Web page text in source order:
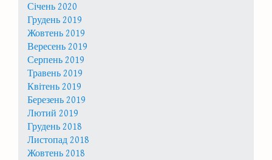
Січень 2020
Грудень 2019
Жовтень 2019
Вересень 2019
Серпень 2019
Травень 2019
Квітень 2019
Березень 2019
Лютий 2019
Грудень 2018
Листопад 2018
Жовтень 2018